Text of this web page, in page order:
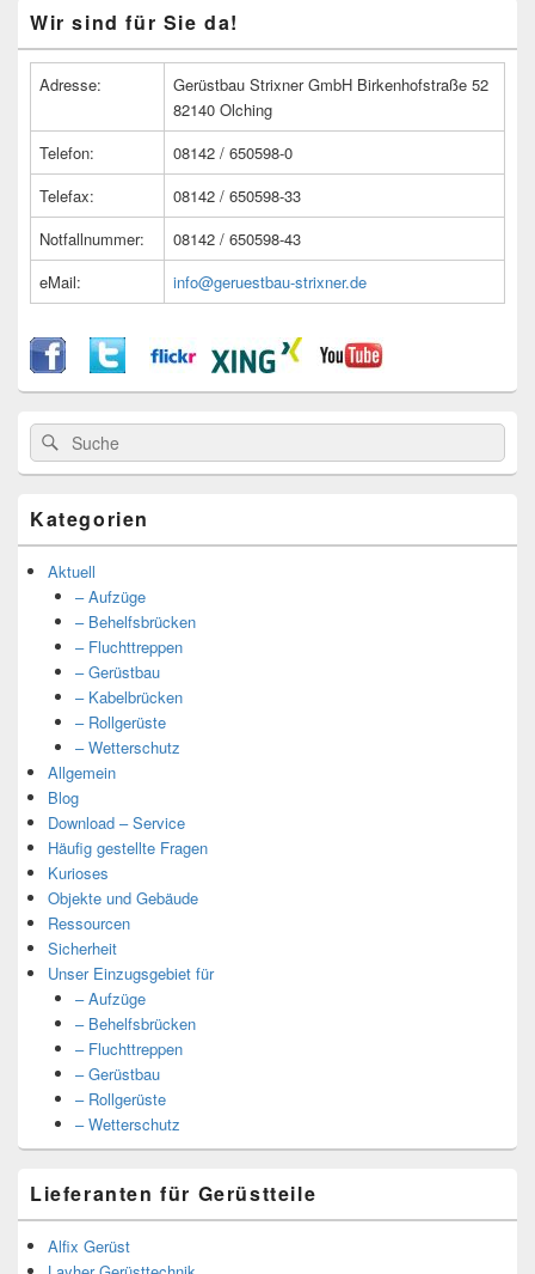
Seitenleisten
Widget-
Wir sind für Sie da!
Adresse:
Gerüstbau Strixner GmbH Birkenhofstraße 52
82140 Olching
Telefon:
08142 / 650598-0
Telefax:
08142 / 650598-33
Notfallnummer:
08142 / 650598-43
eMail:
info@geruestbau-strixner.de
Suche
nach:
Suche
Kategorien
Aktuell
– Aufzüge
– Behelfsbrücken
– Fluchttreppen
– Gerüstbau
– Kabelbrücken
– Rollgerüste
– Wetterschutz
Allgemein
Blog
Download – Service
Häufig gestellte Fragen
Kurioses
Objekte und Gebäude
Ressourcen
Sicherheit
Unser Einzugsgebiet für
– Aufzüge
– Behelfsbrücken
– Fluchttreppen
– Gerüstbau
– Rollgerüste
– Wetterschutz
Lieferanten für Gerüstteile
Alfix Gerüst